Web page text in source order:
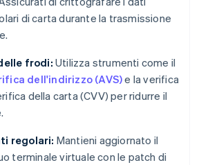
di carta durante la trasmissione
frodi: Utilizza strumenti come il
dell'indirizzo (AVS)e la verifica
della carta (CVV) per ridurre il
regolari: Mantieni aggiornato il
terminale virtuale con le patch di